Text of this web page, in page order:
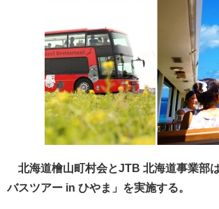
北海道檜山町村会とJTB 北海道事業部
バスツアー in ひやま」を実施する。